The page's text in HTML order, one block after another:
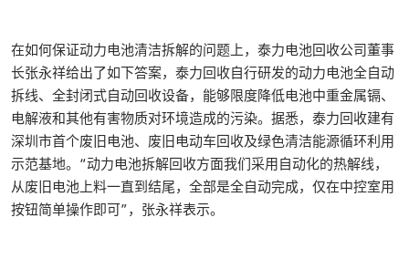
在如何保证动力电池清洁拆解的问题上，泰力电池回收公司董事
长张永祥给出了如下答案，泰力回收自行研发的动力电池全自动
拆线、全封闭式自动回收设备，能够限度降低电池中重金属镉、
电解液和其他有害物质对环境造成的污染。据悉，泰力回收建有
深圳市首个废旧电池、废旧电动车回收及绿色清洁能源循环利用
示范基地。“动力电池拆解回收方面我们采用自动化的热解线，
从废旧电池上料一直到结尾，全部是全自动完成，仅在中控室用
按钮简单操作即可”，张永祥表示。